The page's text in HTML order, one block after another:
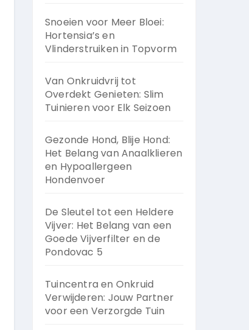
Snoeien voor Meer Bloei:
Hortensia’s en
Vlinderstruiken in Topvorm
Van Onkruidvrij tot
Overdekt Genieten: Slim
Tuinieren voor Elk Seizoen
Gezonde Hond, Blije Hond:
Het Belang van Anaalklieren
en Hypoallergeen
Hondenvoer
De Sleutel tot een Heldere
Vijver: Het Belang van een
Goede Vijverfilter en de
Pondovac 5
Tuincentra en Onkruid
Verwijderen: Jouw Partner
voor een Verzorgde Tuin